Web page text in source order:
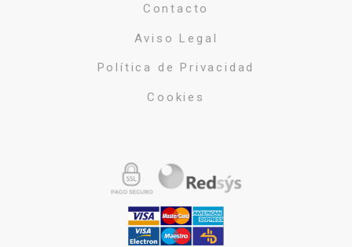
Contacto
Aviso Legal
Política de Privacidad
Cookies